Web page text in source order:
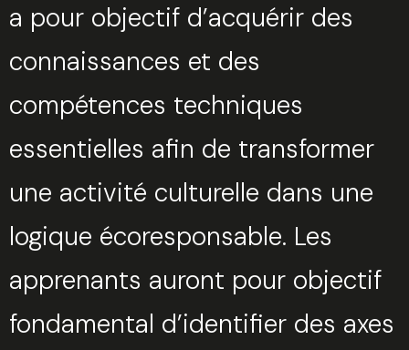
a pour objectif d’acquérir des
connaissances et des
compétences techniques
essentielles afin de transformer
une activité culturelle dans une
logique écoresponsable. Les
apprenants auront pour objectif
fondamental d’identifier des axes